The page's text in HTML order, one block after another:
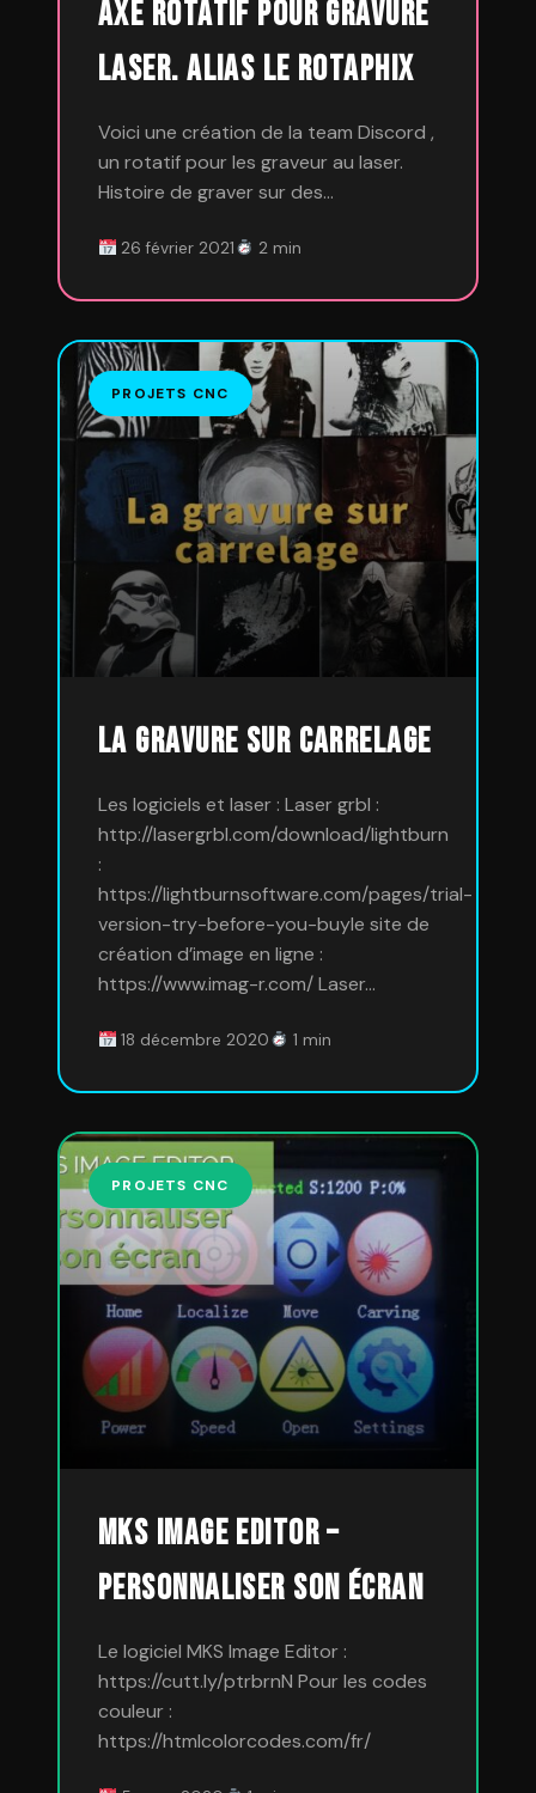
Axe rotatif pour gravure
laser. Alias le RotaPhix
Voici une création de la team Discord ,
un rotatif pour les graveur au laser.
Histoire de graver sur des…
26 février 2021 2 min
PROJETS CNC
La gravure sur Carrelage
Les logiciels et laser : Laser grbl :
http://lasergrbl.com/download/lightburn
:
https://lightburnsoftware.com/pages/trial-
version-try-before-you-buyle site de
création d’image en ligne :
https://www.imag-r.com/ Laser…
18 décembre 2020 1 min
PROJETS CNC
Mks Image editor –
Personnaliser son écran
Le logiciel MKS Image Editor :
https://cutt.ly/ptrbrnN Pour les codes
couleur :
https://htmlcolorcodes.com/fr/